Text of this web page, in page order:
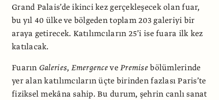
Grand Palais’de ikinci kez gerçekleşecek olan fuar,
bu yıl 40 ülke ve bölgeden toplam 203 galeriyi bir
araya getirecek. Katılımcıların 25’i ise fuara ilk kez
katılacak.
Fuarın Galeries, EmergencevePremisebölümlerinde
yer alan katılımcıların üçte birinden fazlası Paris’te
fiziksel mekâna sahip. Bu durum, şehrin canlı sanat